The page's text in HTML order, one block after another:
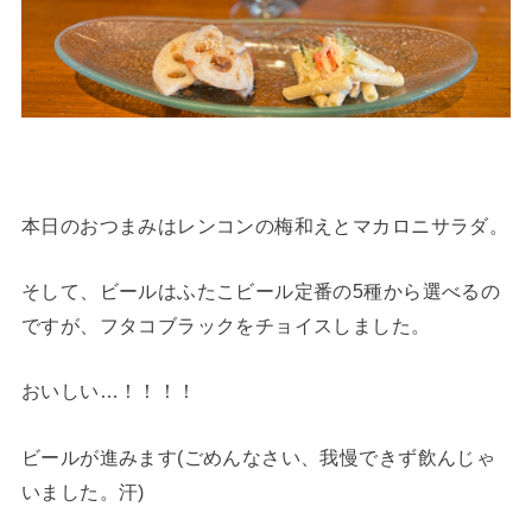
本日のおつまみはレンコンの梅和えとマカロニサラダ。
そして、ビールはふたこビール定番の5種から選べるの
ですが、フタコブラックをチョイスしました。
おいしい…！！！！
ビールが進みます(ごめんなさい、我慢できず飲んじゃ
いました。汗)